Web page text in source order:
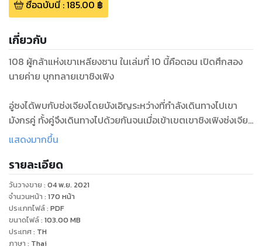
ซื้อฉบับนี้:185.00 ฿
เกี่ยวกับ
108 ผู้กล้าแห่งเขาเหลียงซาน ในเล่มที่ 10 นี้คือตอน เปิดศึกสอง
นายค่าย บุกทลายเขาชิงเฟิง
อู่ซงได้พบกับซ่งเจียงโดยบังเอิญระหว่างที่กำลังเดินทางไปเขา
มังกรคู่ ทั้งคู่จึงเดินทางไปด้วยกันจนเมื่อเข้าเขตเขาชิงเฟิงซ่งเจียง
จึงแยกมาเพื่อเดินทางต่อไปหาฮัวหยง ซ่งเจียงได้พบกับสามอ๋อง
หลิวเกาหัวหน้าค่ายชิงเฟิงไว้ ก่อนที่จะเดินทางลงจากเขาไปพบ
ฮัวหยงตามที่ตั้งใจไว้
ในขณะที่ซ่งเจียงอยู่กับฮัวหยงที่ชิงเฟิง ภรรยาของหลิวเกากลับ
ยุแหย่ให้หลิวเกาจับกุมตัวซ่งเจียงและยัดเยียดข้อหาอ๋องโจรเขาชิง
เฟิงให้ แต่ฮัวหยงก็ไปชิงตัวกลับมาได้ ถึงกระนั้นหลิวเกาก็ไม่ยอม
แสดงมากขึ้น
รายละเอียด
วันวางขาย : 04 พ.ย. 2021
จำนวนหน้า : 170 หน้า
ประเภทไฟล์: PDF
ขนาดไฟล์: 103.00 MB
ประเทศ: TH
ภาษา : Thai